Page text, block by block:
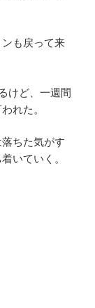
も戻って来
けど、一週間
れた。
ちた気がす
いていく。